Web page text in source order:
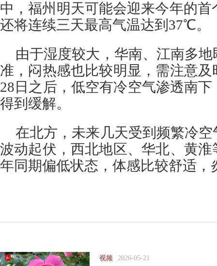
中，福州明天可能会迎来今年的首
还将连续三天最高气温达到37℃。
由于湿度较大，华南、江南多
准，闷热感也比较明显，需注意
28日之后，低空有冷空气渗透南
得到缓解。
在北方，未来几天受到频繁冷
波动起伏，西北地区、华北、黄
年同期偏低状态，体感比较舒适，
视频 2026-05-21